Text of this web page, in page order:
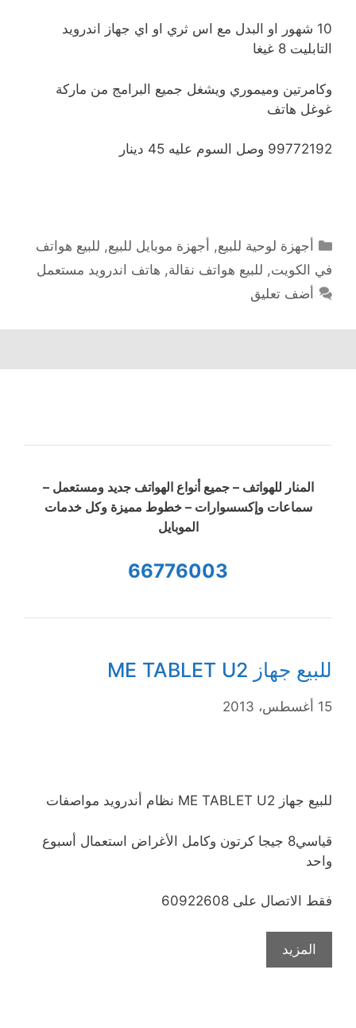
10 شهور او البدل مع اس ثري او اي جهاز اندرويد
التابليت 8 غيغا
وكامرتين وميموري ويشغل جميع البرامج من ماركة
غوغل هاتف
99772192 وصل السوم عليه 45 دينار
التصنيفات
أجهزة لوحية للبيع, أجهزة موبايل للبيع, للبيع هواتف
في الكويت, للبيع هواتف نقالة, هاتف اندرويد مستعمل
أضف تعليق
المنار للهواتف – جميع أنواع الهواتف جديد ومستعمل –
سماعات وإكسسوارات – خطوط مميزة وكل خدمات
الموبايل
66776003
للبيع جهاز ME TABLET U2
15 أغسطس، 2013
للبيع جهاز ME TABLET U2 نظام أندرويد مواصفات
قياسي8 جيجا كرتون وكامل الأغراض استعمال أسبوع
واحد
فقط الاتصال على 60922608
المزيد